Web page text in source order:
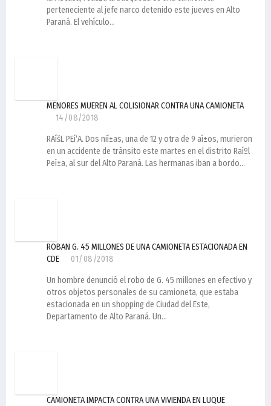
perteneciente al jefe narco detenido este jueves en Alto
Paraná. El vehículo...
MENORES MUEREN AL COLISIONAR CONTRA UNA CAMIONETA
14/08/2018
RAíšL PEí‘A. Dos nií±as, una de 12 y otra de 9 aí±os, murieron
en un accidente de tránsito este martes en el distrito Raíºl
Peí±a, al sur del Alto Paraná. Las hermanas iban a bordo...
ROBAN G. 45 MILLONES DE UNA CAMIONETA ESTACIONADA EN
CDE
01/08/2018
Un hombre denunció el robo de G. 45 millones en efectivo y
otros objetos personales de su camioneta, que estaba
estacionada en un shopping de Ciudad del Este,
Departamento de Alto Paraná. Un...
CAMIONETA IMPACTA CONTRA UNA VIVIENDA EN LUQUE